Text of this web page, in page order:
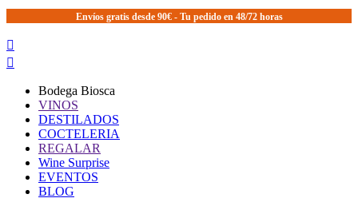
Envíos gratis desde 90€ - Tu pedido en 48/72 horas


Bodega Biosca
VINOS
DESTILADOS
COCTELERIA
REGALAR
Wine Surprise
EVENTOS
BLOG